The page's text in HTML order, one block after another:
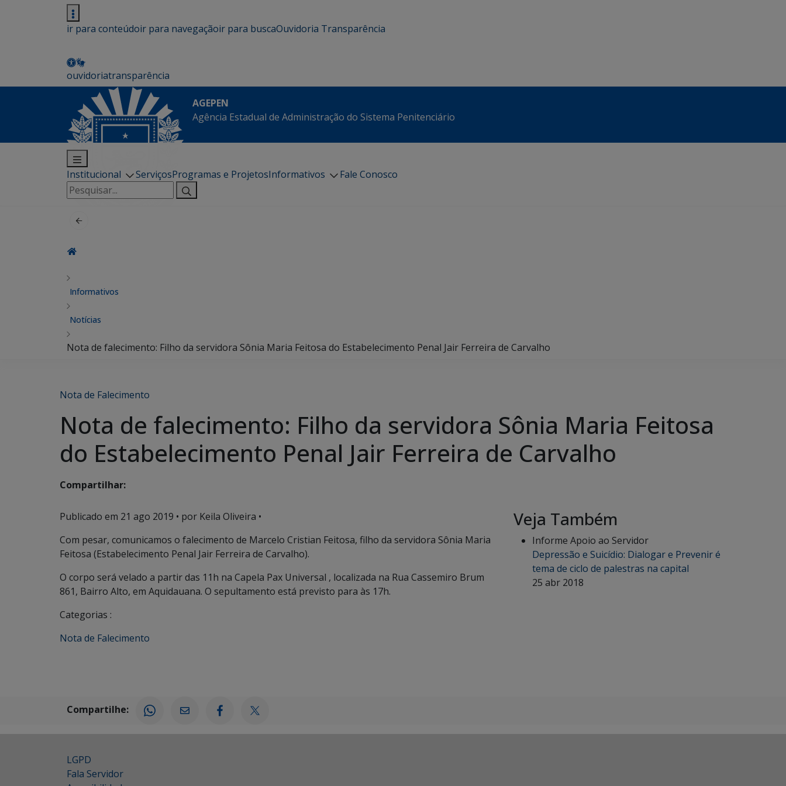
ir para conteúdoir para navegaçãoir para buscaOuvidoria Transparência
ouvidoriatransparência
AGEPEN
Agência Estadual de Administração do Sistema Penitenciário
Institucional ServiçosProgramas e ProjetosInformativos
Fale Conosco
Pesquisar
por:
Informativos
Notícias
Nota de falecimento: Filho da servidora Sônia Maria Feitosa do Estabelecimento Penal Jair Ferreira de Carvalho
Nota de Falecimento
Nota de falecimento: Filho da servidora Sônia Maria Feitosa
do Estabelecimento Penal Jair Ferreira de Carvalho
Compartilhar:
Publicado em 21 ago 2019 • por Keila Oliveira •
Com pesar, comunicamos o falecimento de Marcelo Cristian Feitosa, filho da servidora Sônia Maria
Feitosa (Estabelecimento Penal Jair Ferreira de Carvalho).
O corpo será velado a partir das 11h na Capela Pax Universal , localizada na Rua Cassemiro Brum
861, Bairro Alto, em Aquidauana. O sepultamento está previsto para às 17h.
Categorias :
Nota de Falecimento
Veja Também
Informe Apoio ao Servidor
Depressão e Suicídio: Dialogar e Prevenir é
tema de ciclo de palestras na capital
25 abr 2018
Compartilhe:
LGPD
Fala Servidor